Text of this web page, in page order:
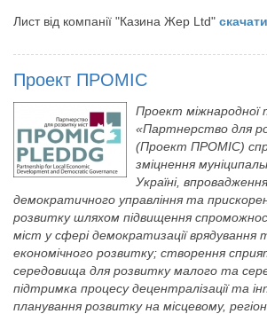
Лист від компанії "Казина Жер Ltd" скачати
Проект ПРОМІС
Проект міжнародної
«Партнерство для
(Проект ПРОМІС)
зміцнення
Україні,
демократичного управління та
розвитку шляхом підвищення
міст у сфері демократизації врядування
економічного розвитку; створення
середовища для розвитку малого та
підтримка процесу децентралізації та
планування розвитку на місцевому,